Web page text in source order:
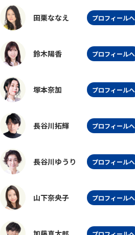
田栗ななえ プロフィールへ
鈴木陽香 プロフィールへ
塚本奈加 プロフィールへ
長谷川拓輝 プロフィールへ
長谷川ゆうり プロフィールへ
山下奈央子 プロフィールへ